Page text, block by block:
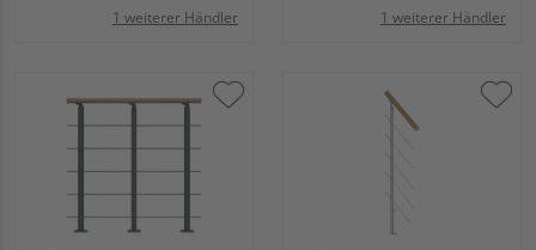
1 weiterer Händler 1 weiterer Händler